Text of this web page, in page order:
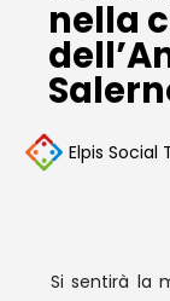
nella
Elpis Social
Si sentirà la